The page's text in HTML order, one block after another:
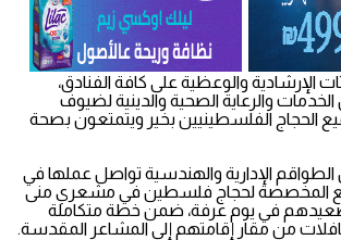
الإرشادية والوعظية على كافة الفنادق،
والرعاية الصحية والدينية لضيوف
الحجاج الفلسطينيين بخير ويتمتعون بصحة
الطواقم الإدارية والهندسية تواصل عملها في
المخصصة لحجاج فلسطين في مشعري منى
في يوم عرفة، ضمن خطة متكاملة
من مقار إقامتهم إلى المشاعر المقدسة.